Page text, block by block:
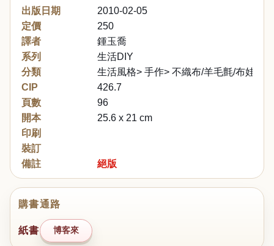
出版日期
2010-02-05
定價
250
譯者
鍾玉喬
系列
生活DIY
分類
生活風格> 手作> 不織布/羊毛氈/布娃娃
CIP
426.7
頁數
96
開本
25.6 x 21 cm
印刷
裝訂
備註
絕版
購書通路
紙書 博客來